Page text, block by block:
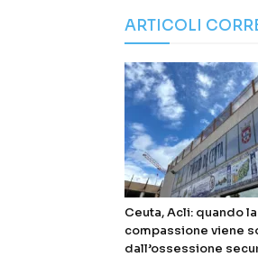
ARTICOLI
Ceuta, Acli: quando la
compassione viene
dall’ossessione